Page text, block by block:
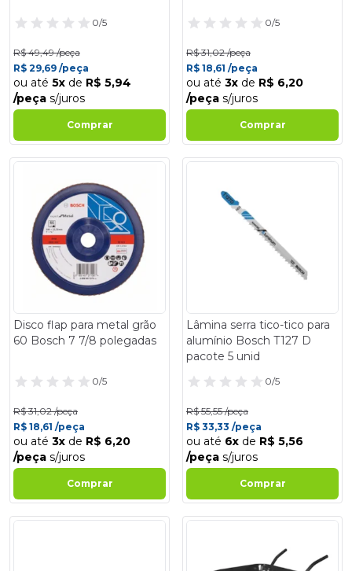
0/5
R$ 49,49 /peça
R$ 29,69 /peça
ou até 5x de R$ 5,94
/peça s/juros
Comprar
0/5
R$ 31,02 /peça
R$ 18,61 /peça
ou até 3x de R$ 6,20
/peça s/juros
Comprar
Disco flap para metal grão
60 Bosch 7 7/8 polegadas
0/5
R$ 31,02 /peça
R$ 18,61 /peça
ou até 3x de R$ 6,20
/peça s/juros
Comprar
Lâmina serra tico-tico para
alumínio Bosch T127 D
pacote 5 unid
0/5
R$ 55,55 /peça
R$ 33,33 /peça
ou até 6x de R$ 5,56
/peça s/juros
Comprar